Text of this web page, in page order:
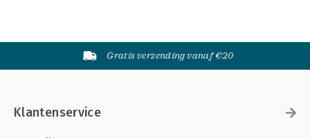
Gratis verzending vanaf €20
Klantenservice